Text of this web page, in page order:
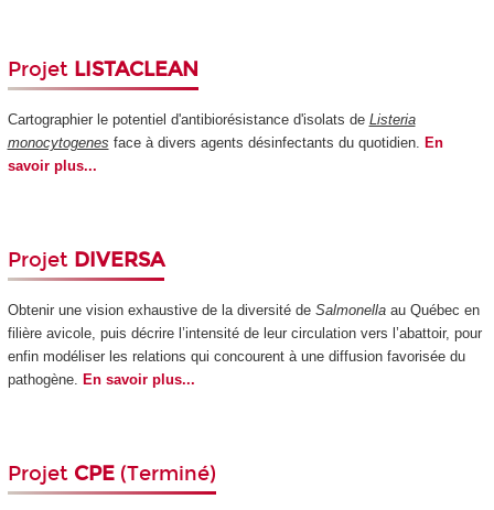
Projet LISTACLEAN
Cartographier le potentiel d'antibiorésistance d'isolats de Listeria
monocytogenes face à divers agents désinfectants du quotidien. En
savoir plus...
Projet DIVERSA
Obtenir une vision exhaustive de la diversité de Salmonella au Québec en
filière avicole, puis décrire l’intensité de leur circulation vers l’abattoir, pour
enfin modéliser les relations qui concourent à une diffusion favorisée du
pathogène. En savoir plus...
Projet CPE(Terminé)